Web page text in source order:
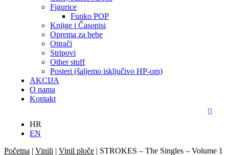
Figurice
Funko POP
Knjige i Časopisi
Oprema za bebe
Otirači
Stripovi
Other stuff
Posteri (šaljemo isključivo HP-om)
AKCIJA
O nama
Kontakt
HR
EN
Početna | Vinili | Vinil ploče | STROKES – The Singles – Volume 1